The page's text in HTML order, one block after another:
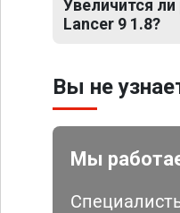
Увеличится
Lancer 9 1.8?
Вы не
Мы